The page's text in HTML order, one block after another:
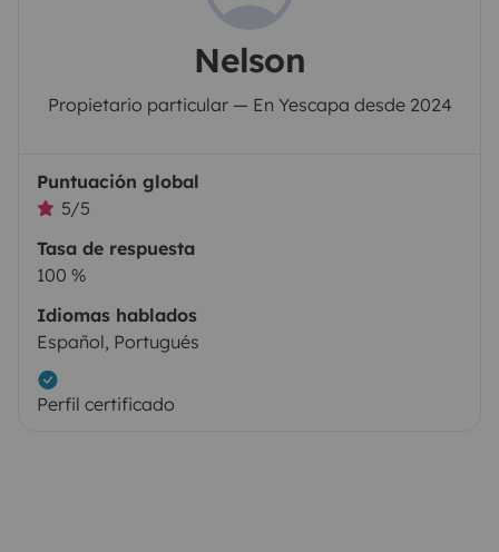
Nelson
Propietario particular — En Yescapa desde 2024
Puntuación global
5/5
Tasa de respuesta
100 %
Idiomas hablados
Español, Portugués
Perfil certificado